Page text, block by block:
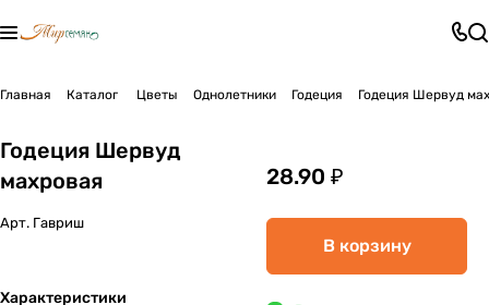
Главная Каталог Цветы Однолетники Годеция Годеция Шервуд
Годеция Шервуд
махровая
Арт. Гавриш
Характеристики
28.90 ₽
В корзину